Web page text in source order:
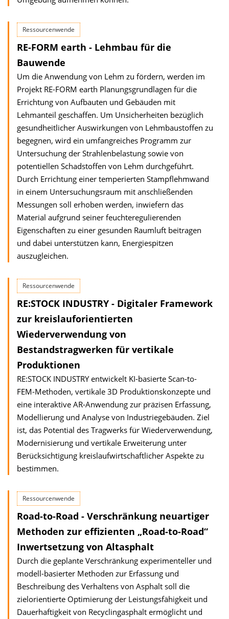
Ressourcenwende
RE-FORM earth - Lehmbau für die
Bauwende
Um die Anwendung von Lehm zu fördern, werden im
Projekt RE-FORM earth Planungsgrundlagen für die
Errichtung von Aufbauten und Gebäuden mit
Lehmanteil geschaffen. Um Unsicherheiten bezüglich
gesundheitlicher Auswirkungen von Lehmbaustoffen zu
begegnen, wird ein umfangreiches Programm zur
Untersuchung der Strahlenbelastung sowie von
potentiellen Schadstoffen von Lehm durchgeführt.
Durch Errichtung einer temperierten Stampflehmwand
in einem Untersuchungsraum mit anschließenden
Messungen soll erhoben werden, inwiefern das
Material aufgrund seiner feuchteregulierenden
Eigenschaften zu einer gesunden Raumluft beitragen
und dabei unterstützen kann, Energiespitzen
auszugleichen.
Ressourcenwende
RE:STOCK INDUSTRY - Digitaler Framework
zur kreislauforientierten
Wiederverwendung von
Bestandstragwerken für vertikale
Produktionen
RE:STOCK INDUSTRY entwickelt KI-basierte Scan-to-
FEM-Methoden, vertikale 3D Produktionskonzepte und
eine interaktive AR-Anwendung zur präzisen Erfassung,
Modellierung und Analyse von Industriegebäuden. Ziel
ist, das Potential des Tragwerks für Wiederverwendung,
Modernisierung und vertikale Erweiterung unter
Berücksichtigung kreislaufwirtschaftlicher Aspekte zu
bestimmen.
Ressourcenwende
Road-to-Road - Verschränkung neuartiger
Methoden zur effizienten „Road-to-Road“
Inwertsetzung von Altasphalt
Durch die geplante Verschränkung experimenteller und
modell-basierter Methoden zur Erfassung und
Beschreibung des Verhaltens von Asphalt soll die
zielorientierte Optimierung der Leistungsfähigkeit und
Dauerhaftigkeit von Recyclingasphalt ermöglicht und